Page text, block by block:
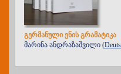
გერმანული ენის გრამატიკა
მარინა ანდრაზაშვილი (